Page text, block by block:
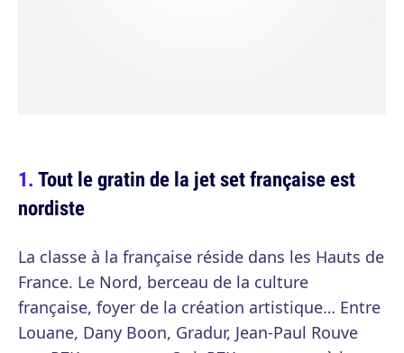
Tout le gratin de la jet set française est
nordiste
La classe à la française réside dans les Hauts de
France. Le Nord, berceau de la culture
française, foyer de la création artistique… Entre
Louane, Dany Boon, Gradur, Jean-Paul Rouve